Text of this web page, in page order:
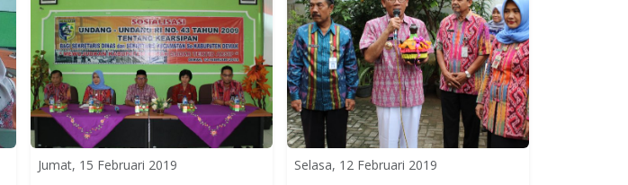
Jumat, 15 Februari 2019 Selasa, 12 Februari 2019